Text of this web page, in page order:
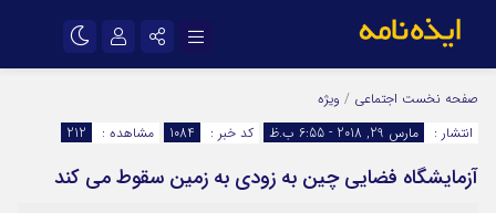
اینستاگرام
سروش
ایتا
آپارات
اپلیکیشن رمز عبور
صفحه نخست اجتماعی / ویژه
انتشار :
مارس 29, 2018 - 6:55 ب.ظ کد خبر : 1084 مشاهده : 212
آزمایشگاه فضایی چین به زودی به زمین سقوط می کند